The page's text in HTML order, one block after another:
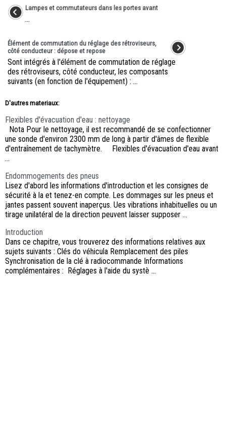
Lampes et commutateurs dans les portes avant
...
Élément de commutation du réglage des rétroviseurs,
côté conducteur : dépose et repose
Sont intégrés à l'élément de commutation de réglage
des rétroviseurs, côté conducteur, les composants
suivants (en fonction de l'équipement) : ...
D'autres materiaux:
Flexibles d'évacuation d'eau : nettoyage
Nota Pour le nettoyage, il est recommandé de se confectionner
une sonde d'environ 2300 mm de long à partir d'âmes de flexible
d'entraînement de tachymètre. Flexibles d'évacuation d'eau avant
...
Endommogements des pneus
Lisez d'abord les informations d'introduction et les consignes de
sécurité à la et tenez-en compte. Les dommages sur les pneus et
jantes passent souvent inaperçus. Ues vibrations inhabituelles ou un
tirage unilatéral de la direction peuvent laisser supposer ...
Introduction
Dans ce chapitre, vous trouverez des informations relatives aux
sujets suivants : Clés do véhicula Remplacement des piles
Synchronisation de la clé à radiocommande Informations
complémentaires : Réglages à l'aide du systè ...